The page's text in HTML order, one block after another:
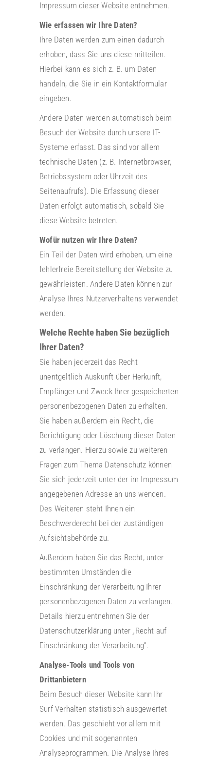
Impressum dieser Website entnehmen.
Wie erfassen wir Ihre Daten?
Ihre Daten werden zum einen dadurch
erhoben, dass Sie uns diese mitteilen.
Hierbei kann es sich z. B. um Daten
handeln, die Sie in ein Kontaktformular
eingeben.
Andere Daten werden automatisch beim
Besuch der Website durch unsere IT-
Systeme erfasst. Das sind vor allem
technische Daten (z. B. Internetbrowser,
Betriebssystem oder Uhrzeit des
Seitenaufrufs). Die Erfassung dieser
Daten erfolgt automatisch, sobald Sie
diese Website betreten.
Wofür nutzen wir Ihre Daten?
Ein Teil der Daten wird erhoben, um eine
fehlerfreie Bereitstellung der Website zu
gewährleisten. Andere Daten können zur
Analyse Ihres Nutzerverhaltens verwendet
werden.
Welche Rechte haben Sie bezüglich
Ihrer Daten?
Sie haben jederzeit das Recht
unentgeltlich Auskunft über Herkunft,
Empfänger und Zweck Ihrer gespeicherten
personenbezogenen Daten zu erhalten.
Sie haben außerdem ein Recht, die
Berichtigung oder Löschung dieser Daten
zu verlangen. Hierzu sowie zu weiteren
Fragen zum Thema Datenschutz können
Sie sich jederzeit unter der im Impressum
angegebenen Adresse an uns wenden.
Des Weiteren steht Ihnen ein
Beschwerderecht bei der zuständigen
Aufsichtsbehörde zu.
Außerdem haben Sie das Recht, unter
bestimmten Umständen die
Einschränkung der Verarbeitung Ihrer
personenbezogenen Daten zu verlangen.
Details hierzu entnehmen Sie der
Datenschutzerklärung unter „Recht auf
Einschränkung der Verarbeitung“.
Analyse-Tools und Tools von
Drittanbietern
Beim Besuch dieser Website kann Ihr
Surf-Verhalten statistisch ausgewertet
werden. Das geschieht vor allem mit
Cookies und mit sogenannten
Analyseprogrammen. Die Analyse Ihres